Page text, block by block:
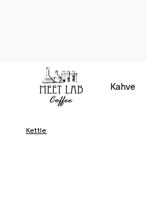
Kahve
Kettle